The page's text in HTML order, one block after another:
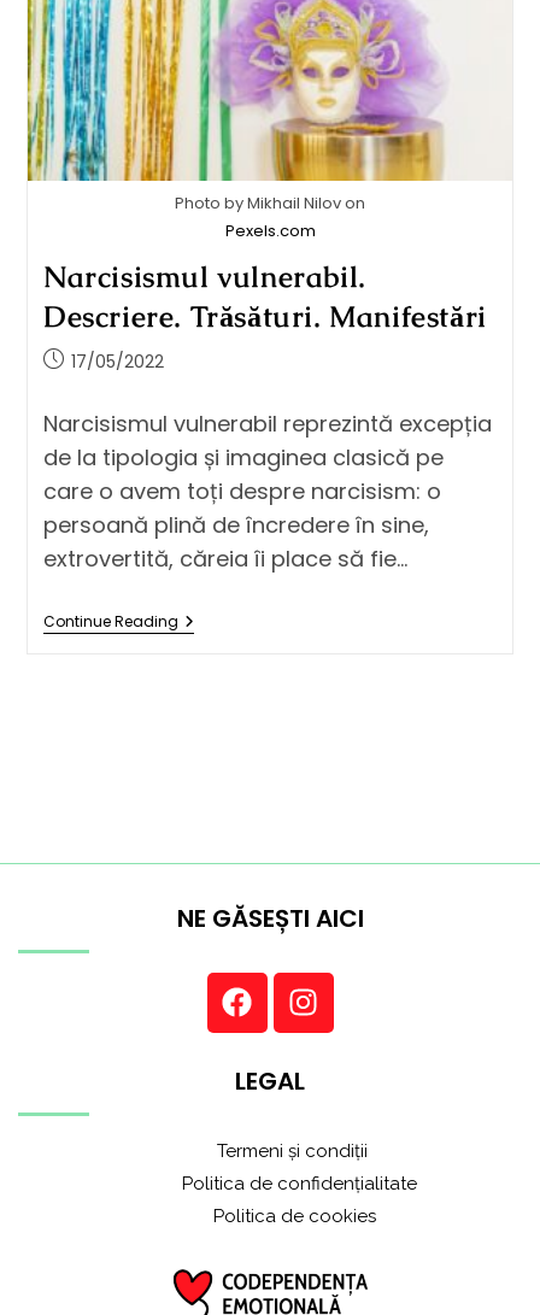
Photo by Mikhail Nilov on
Pexels.com
Narcisismul vulnerabil.
Descriere. Trăsături. Manifestări
17/05/2022
Narcisismul vulnerabil reprezintă excepția
de la tipologia și imaginea clasică pe
care o avem toți despre narcisism: o
persoană plină de încredere în sine,
extrovertită, căreia îi place să fie…
Continue Reading
LEGAL
Termeni și condiții
Politica de confidențialitate
Politica de cookies
NE GĂSEȘTI AICI